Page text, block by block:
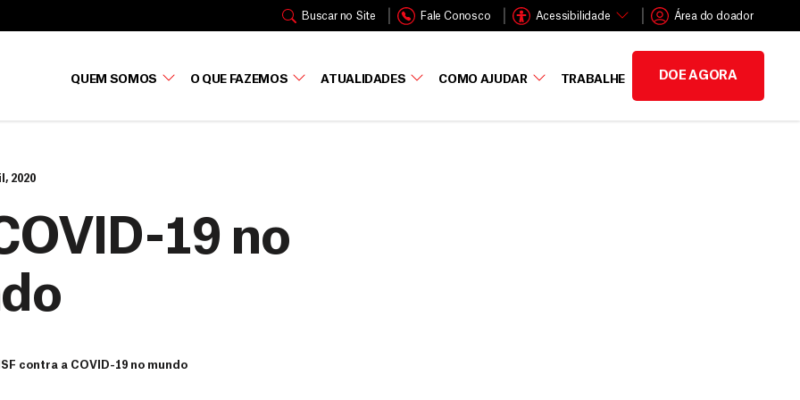
Buscar no Site Fale Conosco Acessibilidade Área do doador
QUEM SOMOS O QUE FAZEMOS ATUALIDADES COMO AJUDAR TRABALHE DOE AGORA
2020
19 no
contra a COVID-19 no mundo